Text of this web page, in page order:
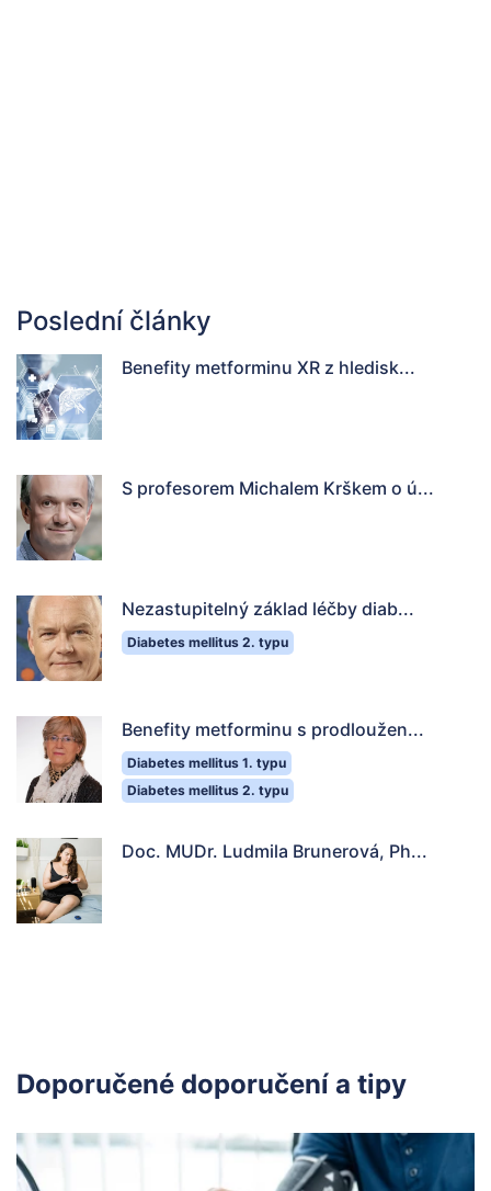
Poslední články
Benefity metforminu XR z hledisk...
S profesorem Michalem Krškem o ú...
Nezastupitelný základ léčby diab...
Diabetes mellitus 2. typu
Benefity metforminu s prodloužen...
Diabetes mellitus 1. typu
Diabetes mellitus 2. typu
Doc. MUDr. Ludmila Brunerová, Ph...
Doporučené doporučení a tipy